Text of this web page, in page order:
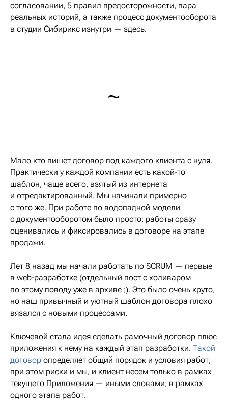
согласовании, 5 правил предосторожности, пара
реальных историй, а также процесс документооборота
в студии Сибирикс изнутри — здесь.
~
Мало кто пишет договор под каждого клиента с нуля.
Практически у каждой компании есть какой-то
шаблон, чаще всего, взятый из интернета
и отредактированный. Мы начинали примерно
с того же. При работе по водопадной модели
с документооборотом было просто: работы сразу
оценивались и фиксировались в договоре на этапе
продажи.
Лет 8 назад мы начали работать по SCRUM — первые
в web-разработке (отдельный пост с холиваром
по этому поводу уже в архиве ;). Это было очень круто,
но наш привычный и уютный шаблон договора плохо
вязался с новыми процессами.
Ключевой стала идея сделать рамочный договор плюс
приложения к нему на каждый этап разработки. Такой
договор определяет общий порядок и условия работ,
при этом риски и мы, и клиент несем только в рамках
текущего Приложения — иными словами, в рамках
одного этапа работ.